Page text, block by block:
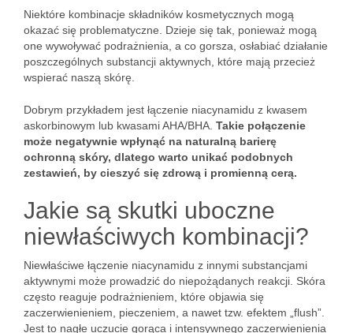
Niektóre kombinacje składników kosmetycznych mogą
okazać się problematyczne. Dzieje się tak, ponieważ mogą
one wywoływać podrażnienia, a co gorsza, osłabiać działanie
poszczególnych substancji aktywnych, które mają przecież
wspierać naszą skórę.
Dobrym przykładem jest łączenie niacynamidu z kwasem
askorbinowym lub kwasami AHA/BHA. Takie połączenie
może negatywnie wpłynąć na naturalną barierę
ochronną skóry, dlatego warto unikać podobnych
zestawień, by cieszyć się zdrową i promienną cerą.
Jakie są skutki uboczne
niewłaściwych kombinacji?
Niewłaściwe łączenie niacynamidu z innymi substancjami
aktywnymi może prowadzić do niepożądanych reakcji. Skóra
często reaguje podrażnieniem, które objawia się
zaczerwienieniem, pieczeniem, a nawet tzw. efektem „flush”.
Jest to nagłe uczucie gorąca i intensywnego zaczerwienienia